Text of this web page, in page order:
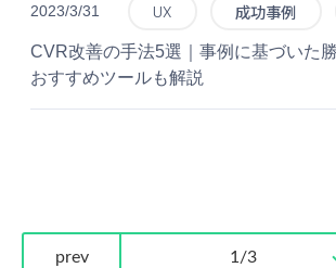
2023/3/31 UX 成功事例
CVR改善の手法5選｜事例に基づいた
おすすめツールも解説
prev 1/3